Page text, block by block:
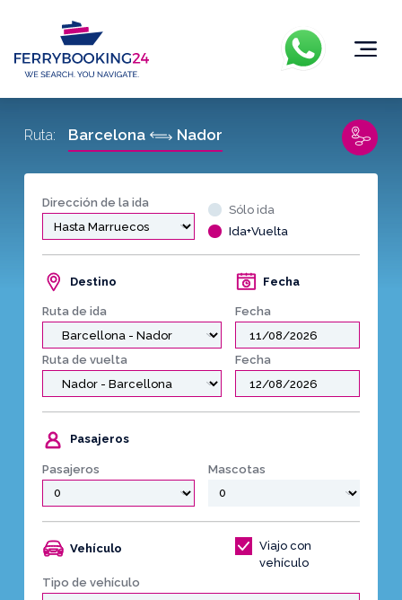
Dirección de la ida
Sólo ida
Ida+Vuelta
Destino
Ruta de ida
Fecha
Fecha
Ruta de vuelta Fecha
Pasajeros
Pasajeros Mascotas
Vehículo
Viajo con
vehículo
Tipo de vehículo
Ruta: Barcelona Nador